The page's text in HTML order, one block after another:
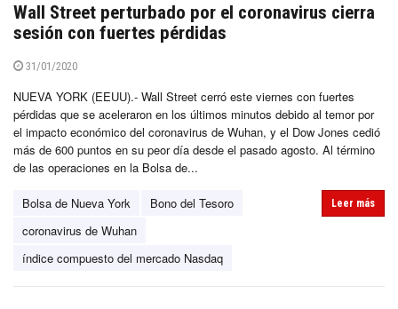
Wall Street perturbado por el coronavirus cierra
sesión con fuertes pérdidas
31/01/2020
NUEVA YORK (EEUU).- Wall Street cerró este viernes con fuertes
pérdidas que se aceleraron en los últimos minutos debido al temor por
el impacto económico del coronavirus de Wuhan, y el Dow Jones cedió
más de 600 puntos en su peor día desde el pasado agosto. Al término
de las operaciones en la Bolsa de...
Bolsa de Nueva York
Bono del Tesoro
coronavirus de Wuhan
índice compuesto del mercado Nasdaq
Leer más